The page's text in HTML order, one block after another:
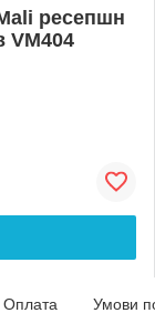
ресепшн
VM404
Оплата Умови